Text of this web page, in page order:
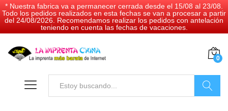
* Nuestra fabrica va a permanecer cerrada desde el 15/08 al 23/08.
Todo los pedidos realizados en esta fechas se van a procesar a partir
del 24/08/2026. Recomendamos realizar los pedidos con antelación
teniendo en cuenta las fechas de vacaciones.
0